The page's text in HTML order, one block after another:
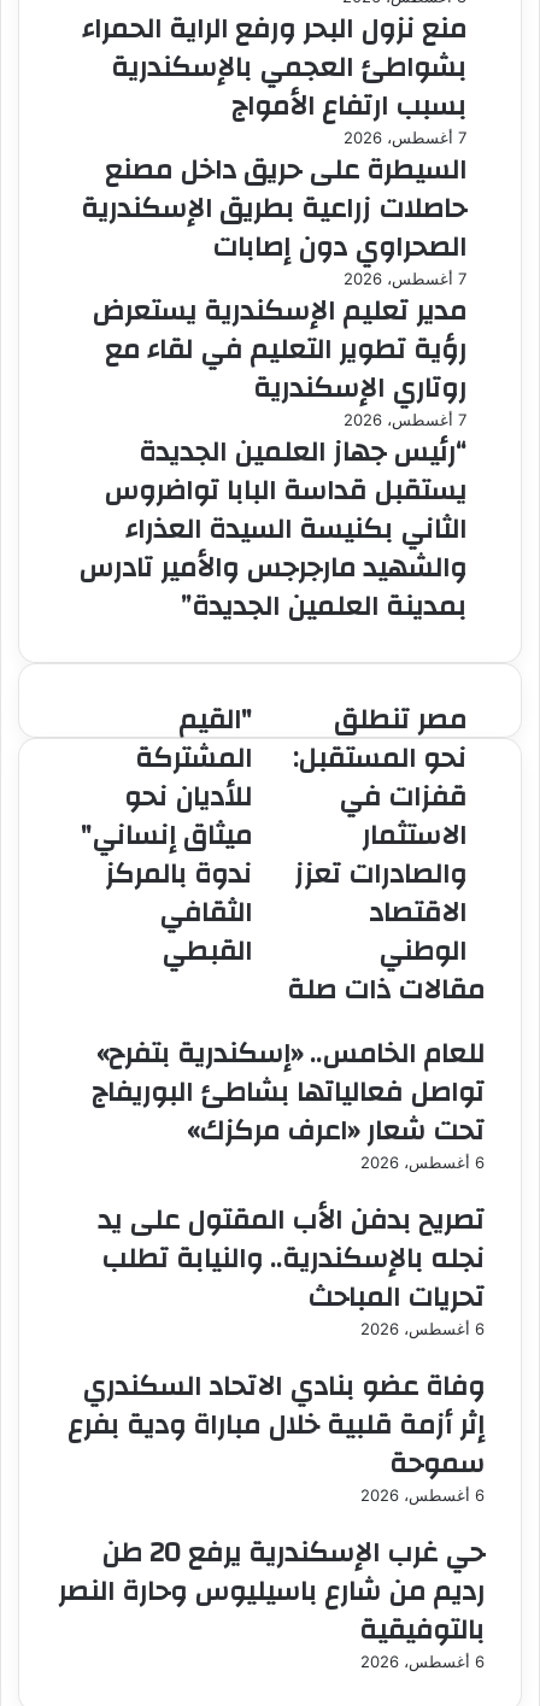
منع نزول البحر ورفع الراية الحمراء
بشواطئ العجمي بالإسكندرية
بسبب ارتفاع الأمواج
7 أغسطس، 2026
السيطرة على حريق داخل مصنع
حاصلات زراعية بطريق الإسكندرية
الصحراوي دون إصابات
7 أغسطس، 2026
مدير تعليم الإسكندرية يستعرض
رؤية تطوير التعليم في لقاء مع
روتاري الإسكندرية
7 أغسطس، 2026
“رئيس جهاز العلمين الجديدة
يستقبل قداسة البابا تواضروس
الثاني بكنيسة السيدة العذراء
والشهيد مارجرجس والأمير تادرس
بمدينة العلمين الجديدة”
"القيم
المشتركة
للأديان
نحو
إنساني"
ندوة
بالمركز
الثقافي
القبطي
"القيم
المشتركة
للأديان نحو
ميثاق إنساني"
ندوة بالمركز
الثقافي
القبطي
مصر
تنطلق
نحو
المستقبل:
قفزات
في
الاستثمار
والصادرات
تعزز
الاقتصاد
الوطني
مصر تنطلق
نحو المستقبل:
قفزات في
الاستثمار
والصادرات تعزز
الاقتصاد
الوطني
مقالات ذات صلة
للعام الخامس.. «إسكندرية بتفرح»
تواصل فعالياتها بشاطئ البوريفاج
تحت شعار «اعرف مركزك»
6 أغسطس، 2026
تصريح بدفن الأب المقتول على يد
نجله بالإسكندرية.. والنيابة تطلب
تحريات المباحث
6 أغسطس، 2026
وفاة عضو بنادي الاتحاد السكندري
إثر أزمة قلبية خلال مباراة ودية بفرع
سموحة
6 أغسطس، 2026
حي غرب الإسكندرية يرفع 20 طن
رديم من شارع باسيليوس وحارة النصر
بالتوفيقية
6 أغسطس، 2026